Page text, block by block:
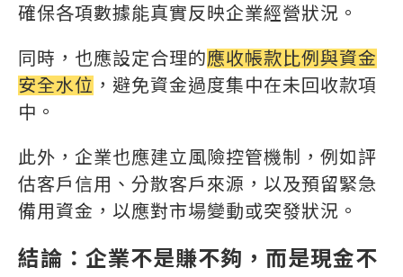
確保各項數據能真實反映企業經營狀況。
同時，也應設定合理的應收帳款比例與資金
安全水位 ，避免資金過度集中在未回收款項
中。
此外，企業也應建立風險控管機制，例如評
估客戶信用、分散客戶來源，以及預留緊急
備用資金，以應對市場變動或突發狀況。
結論：企業不是賺不夠，而是現金不